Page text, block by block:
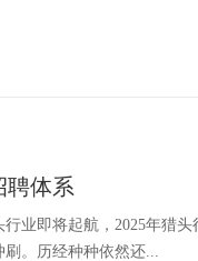
聘体系
业即将起航，2025年猎
。历经种种依然还...